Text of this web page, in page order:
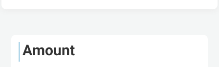
Amount